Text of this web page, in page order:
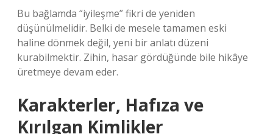
Bu bağlamda “iyileşme” fikri de yeniden
düşünülmelidir. Belki de mesele tamamen eski
haline dönmek değil, yeni bir anlatı düzeni
kurabilmektir. Zihin, hasar gördüğünde bile hikâye
üretmeye devam eder.
Karakterler, Hafıza ve
Kırılgan Kimlikler